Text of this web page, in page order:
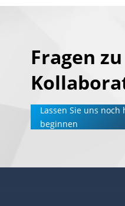
Fragen
Lassen Sie uns noch
beginnen